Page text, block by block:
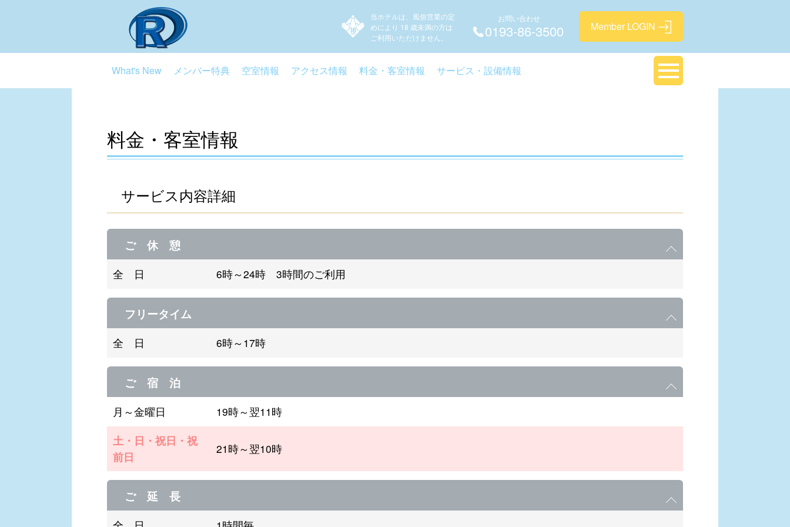
当ホテルは、風俗営業の定
めにより 18 歳未満の方は
ご利用いただけません。
お問い合わせ
0193-86-3500
What's New メンバー特典 空室情報 アクセス情報 料金・客室情報 サービス・設備情報
料金・客室情報
サービス内容詳細
ご 休 憩
全 日 6時～24時 3時間のご利用
フリータイム
全 日 6時～17時
ご 宿 泊
月～金曜日
19時～翌11時
土・日・祝日・祝
前日
21時～翌10時
ご 延 長